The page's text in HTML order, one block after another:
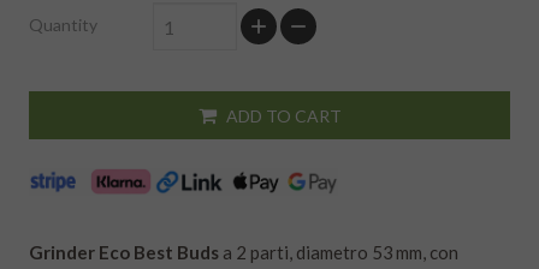
Quantity
ADD TO CART
Grinder Eco Best Buds a 2 parti, diametro 53 mm, con